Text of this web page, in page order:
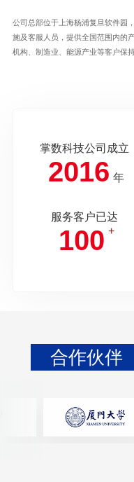
公司总部位于上海杨浦复旦软件园
施及客服人员，提供全国范围内的
机构、制造业、能源产业等客户保
掌数科技公司成立
2016 年
服务客户已达
100 +
合作伙伴